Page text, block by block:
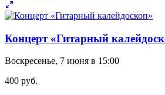
Концерт «Гитарный
Воскресенье, 7 июня в 15:00
400 руб.